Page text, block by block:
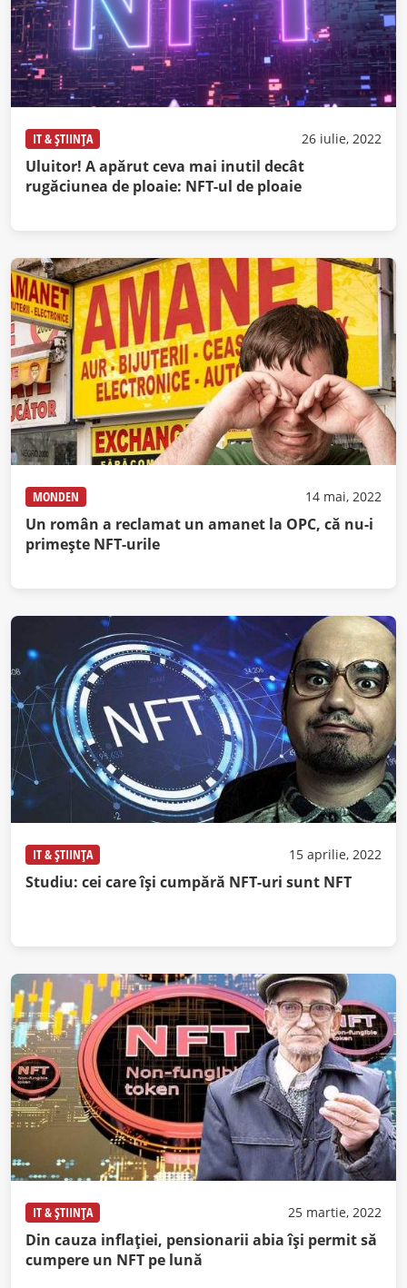
IT & ȘTIINȚA 26 iulie, 2022
Uluitor! A apărut ceva mai inutil decât
rugăciunea de ploaie: NFT-ul de ploaie
MONDEN 14 mai, 2022
Un român a reclamat un amanet la OPC, că nu-i
primește NFT-urile
IT & ȘTIINȚA 15 aprilie, 2022
Studiu: cei care îşi cumpără NFT-uri sunt NFT
IT & ȘTIINȚA 25 martie, 2022
Din cauza inflației, pensionarii abia își permit să
cumpere un NFT pe lună